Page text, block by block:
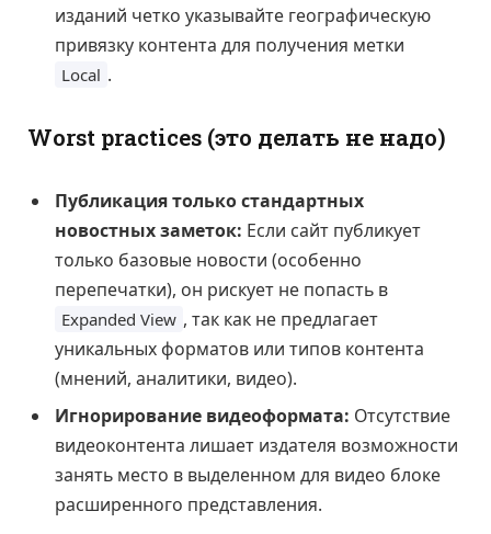
изданий четко указывайте географическую
привязку контента для получения метки
Local .
Worst practices (это делать не надо)
Публикация только стандартных
новостных заметок: Если сайт публикует
только базовые новости (особенно
перепечатки), он рискует не попасть в
Expanded View , так как не предлагает
уникальных форматов или типов контента
(мнений, аналитики, видео).
Игнорирование видеоформата: Отсутствие
видеоконтента лишает издателя возможности
занять место в выделенном для видео блоке
расширенного представления.